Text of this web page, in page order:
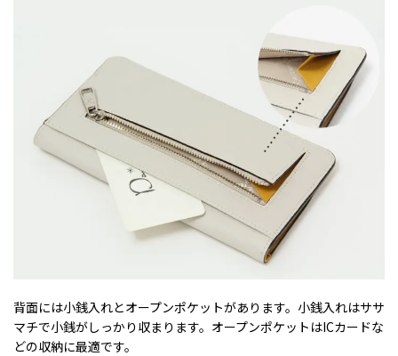
背面には小銭入れとオープンポケットがあります。小銭入れはササ
マチで小銭がしっかり収まります。オープンポケットはICカードな
どの収納に最適です。